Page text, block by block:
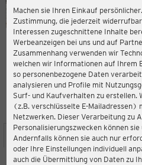
Machen sie Ihren Einkauf
Zustimmung, die jederzeit
Interessen zugeschnittene Inhalte
Werbeanzeigen bei uns und auf
Zusammenhang verwenden wir
welchen wir Informationen auf Ihrem
so personenbezogene Daten
analysieren und Profile mit
Surf- und Kaufverhalten zu erstellen.
(z.B. verschlüsselte E-Mailadressen)
Netzwerken. Dieser Verarbeitung zu
Personalisierungszwecken können
Andernfalls können sie auch nur
oder Ihre Einstellungen individuell
auch die Übermittlung von Daten zu
ERNSTING'S
89407
3,9
STANDORT SERVICES SORTIMENT